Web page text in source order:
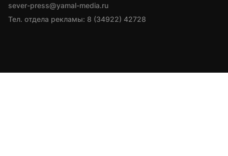
sever-press@yamal-media.ru
Тел. отдела рекламы: 8 (34922) 42728